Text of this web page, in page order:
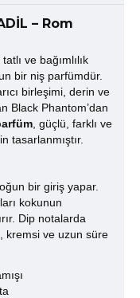
– Rom
ve bağımlılık
bir niş parfümdür.
birleşimi, derin ve
Black Phantom’dan
, güçlü, farklı ve
tasarlanmıştır.
bir giriş yapar.
kokunun
Dip notalarda
kremsi ve uzun süre